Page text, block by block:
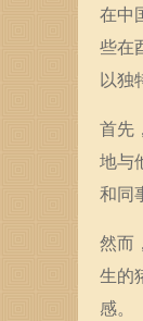
在中
些在
以独
首先
地与
和同
然而
生的
感。